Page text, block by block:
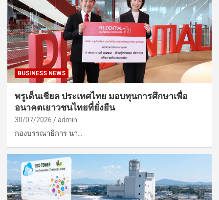
BUSINESS NEWS
พรูเด็นเชียล ประเทศไทย มอบทุนการศึกษาเพื่อ
อนาคตเยาวชนไทยที่ยั่งยืน
30/07/2026 admin
กองบรรณาธิการ นา…